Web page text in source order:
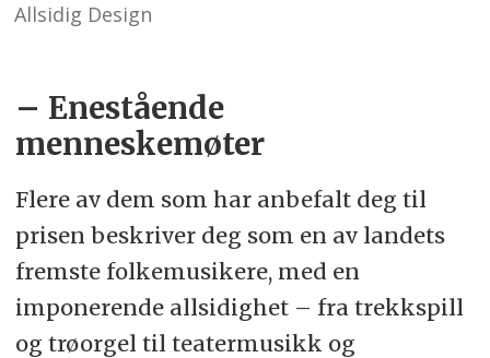
Allsidig Design
– Enestående
menneskemøter
Flere av dem som har anbefalt deg til
prisen beskriver deg som en av landets
fremste folkemusikere, med en
imponerende allsidighet – fra trekkspill
og trøorgel til teatermusikk og